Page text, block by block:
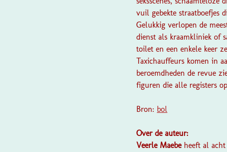
vuil gebekte straatboefjes
Gelukkig verlopen de
dienst als kraamkliniek of
toilet en een enkele keer
Taxichauffeurs komen in
beroemdheden de revue
figuren die alle registers
Bron: bol
Over de auteur:
Veerle Maebe heeft al